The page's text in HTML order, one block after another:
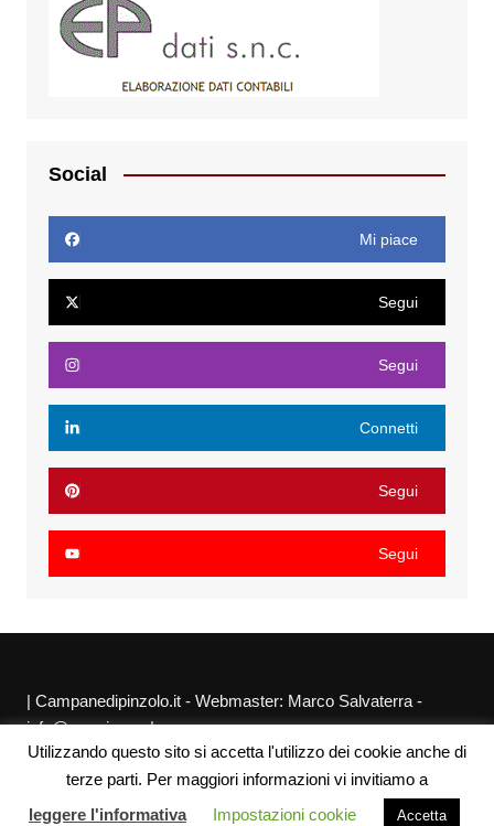
Social
Mi piace
Segui
Segui
Connetti
Segui
Segui
| Campanedipinzolo.it - Webmaster: Marco Salvaterra -
info@agraria.org |
Chi siamo Privacy Policy Sitemap Link utili
Utilizzando questo sito si accetta l'utilizzo dei cookie anche di
terze parti. Per maggiori informazioni vi invitiamo a
leggere l'informativa
Impostazioni cookie Accetta